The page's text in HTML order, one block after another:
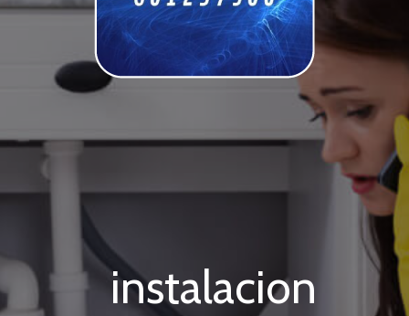
instalacion